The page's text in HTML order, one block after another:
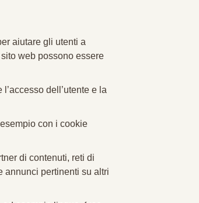
aiutare gli utenti a
web possono essere
dell’utente e la
con i cookie
di contenuti, reti di
annunci pertinenti su altri